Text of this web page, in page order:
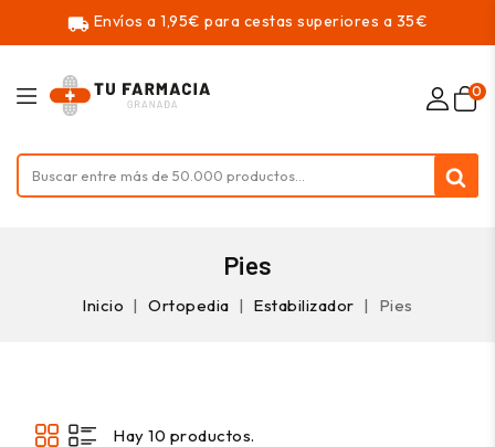
local_shipping Envíos a 1,95€ para cestas superiores a 35€
0
Pies
Inicio Ortopedia Estabilizador Pies
Hay 10 productos.